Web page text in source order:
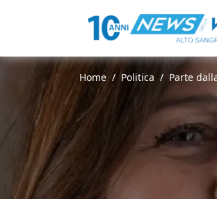
Home Politica Parte